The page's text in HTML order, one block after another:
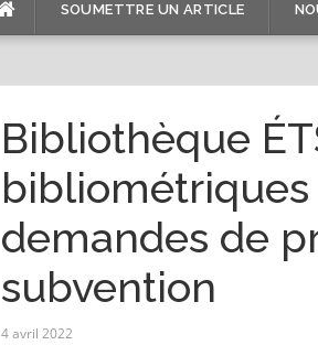
SOUMETTRE UN ARTICLE
Bibliothèque
demandes de
subvention
4 avril 2022